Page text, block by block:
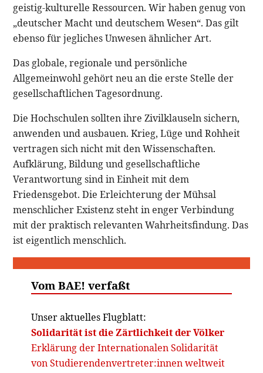
geistig-kulturelle Ressourcen. Wir haben genug von
„deutscher Macht und deutschem Wesen“. Das gilt
ebenso für jegliches Unwesen ähnlicher Art.
Das globale, regionale und persönliche
Allgemeinwohl gehört neu an die erste Stelle der
gesellschaftlichen Tagesordnung.
Die Hochschulen sollten ihre Zivilklauseln sichern,
anwenden und ausbauen. Krieg, Lüge und Rohheit
vertragen sich nicht mit den Wissenschaften.
Aufklärung, Bildung und gesellschaftliche
Verantwortung sind in Einheit mit dem
Friedensgebot. Die Erleichterung der Mühsal
menschlicher Existenz steht in enger Verbindung
mit der praktisch relevanten Wahrheitsfindung. Das
ist eigentlich menschlich.
Vom BAE! verfaßt
Unser aktuelles Flugblatt:
Solidarität ist die Zärtlichkeit der Völker
Erklärung der Internationalen Solidarität
von Studierendenvertreter:innen weltweit